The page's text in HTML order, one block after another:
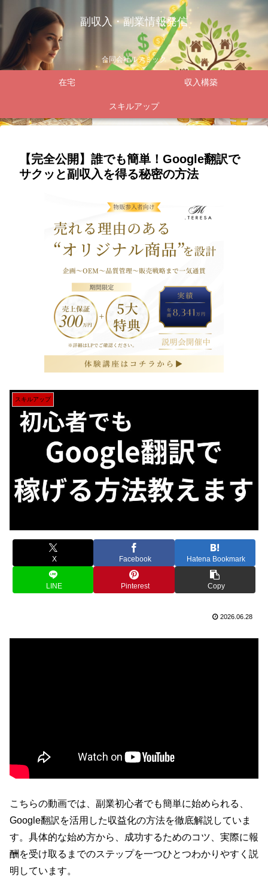
副収入・副業情報発信
合同会社ルテミック
在宅 収入構築
スキルアップ
【完全公開】誰でも簡単！Google翻訳で
サクッと副収入を得る秘密の方法
スキルアップ
X Facebook Hatena Bookmark
LINE Pinterest Copy
2026.06.28
こちらの動画では、副業初心者でも簡単に始められる、
Google翻訳を活用した収益化の方法を徹底解説していま
す。具体的な始め方から、成功するためのコツ、実際に報
酬を受け取るまでのステップを一つひとつわかりやすく説
明しています。